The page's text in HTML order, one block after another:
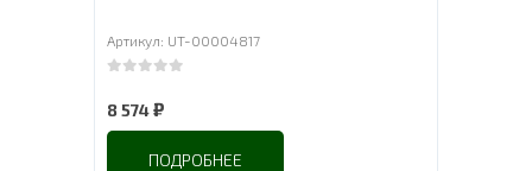
Артикул: UT-00004817
8 574₽
ПОДРОБНЕЕ